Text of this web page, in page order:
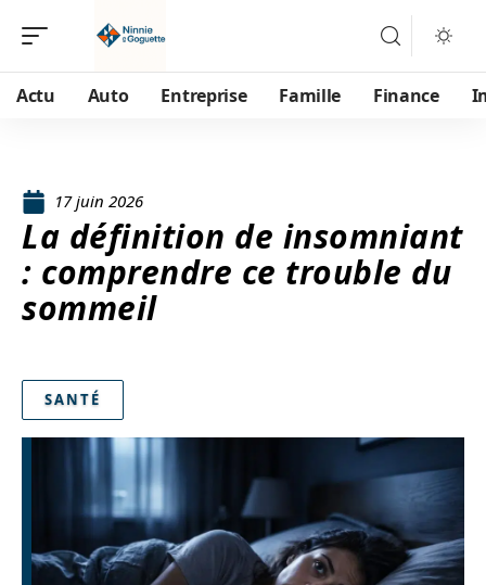
Actu Auto Entreprise Famille Finance
17 juin 2026
La définition de insomniant
: comprendre ce trouble du
sommeil
SANTÉ